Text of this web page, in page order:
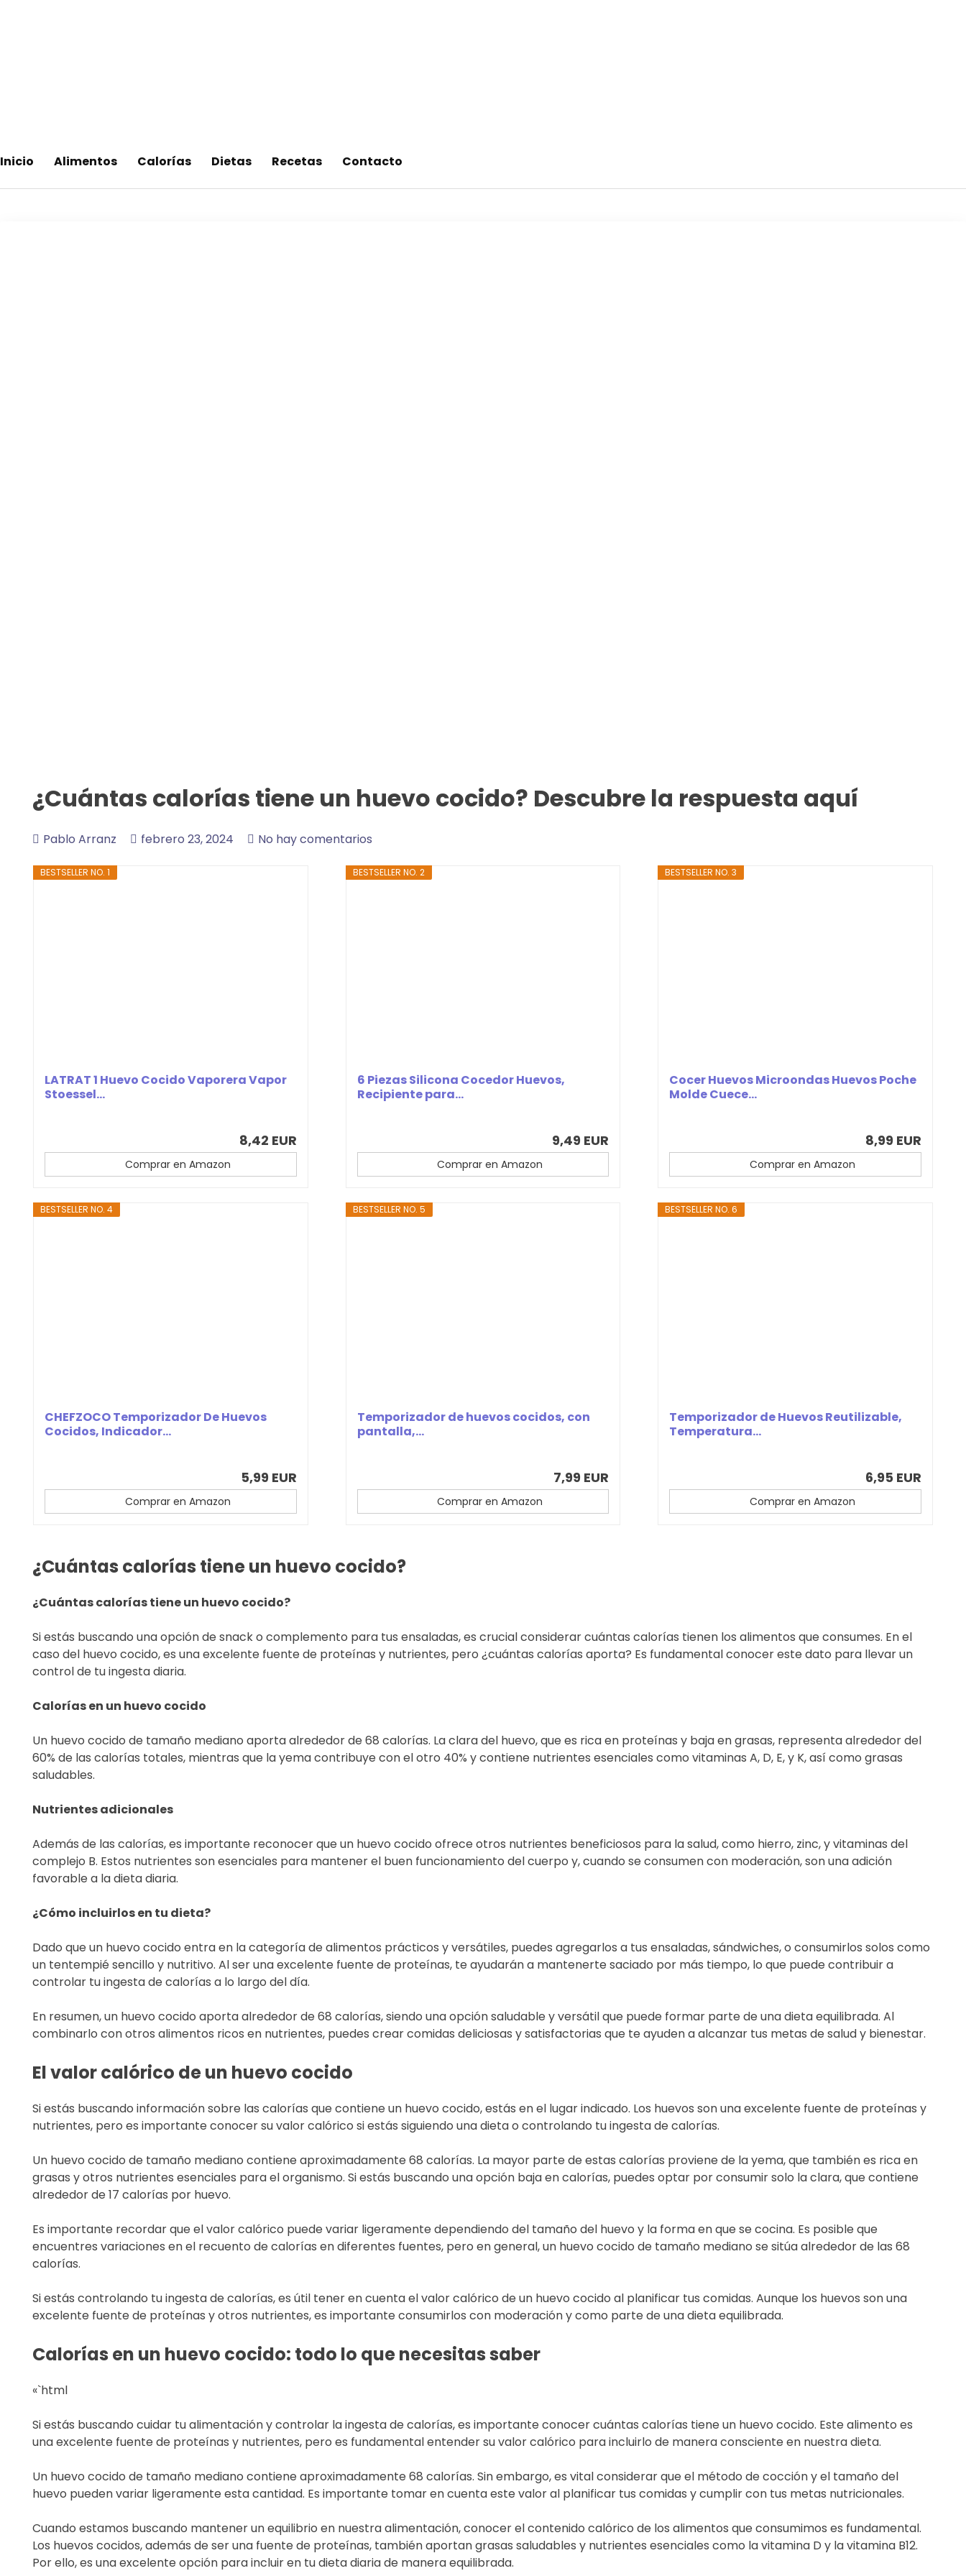
Adelgaza con en tu linea-alimentos saludables
Inicio Alimentos Calorías Dietas Recetas Contacto
¿Cuántas calorías tiene un huevo cocido? Descubre la respuesta aquí
Pablo Arranz febrero 23, 2024 No hay comentarios
BESTSELLER NO. 1
LATRAT 1 Huevo Cocido Vaporera Vapor
Stoessel...
8,42 EUR
Comprar en Amazon
BESTSELLER NO. 2
6 Piezas Silicona Cocedor Huevos,
Recipiente para...
9,49 EUR
Comprar en Amazon
BESTSELLER NO. 3
Cocer Huevos Microondas Huevos Poche
Molde Cuece...
8,99 EUR
Comprar en Amazon
BESTSELLER NO. 4
CHEFZOCO Temporizador De Huevos
Cocidos, Indicador...
5,99 EUR
Comprar en Amazon
BESTSELLER NO. 5
Temporizador de huevos cocidos, con
pantalla,...
7,99 EUR
Comprar en Amazon
BESTSELLER NO. 6
Temporizador de Huevos Reutilizable,
Temperatura...
6,95 EUR
Comprar en Amazon
¿Cuántas calorías tiene un huevo cocido?
¿Cuántas calorías tiene un huevo cocido?
Si estás buscando una opción de snack o complemento para tus ensaladas, es crucial considerar cuántas calorías tienen los alimentos que consumes. En el
caso del huevo cocido, es una excelente fuente de proteínas y nutrientes, pero ¿cuántas calorías aporta? Es fundamental conocer este dato para llevar un
control de tu ingesta diaria.
Calorías en un huevo cocido
Un huevo cocido de tamaño mediano aporta alrededor de 68 calorías. La clara del huevo, que es rica en proteínas y baja en grasas, representa alrededor del
60% de las calorías totales, mientras que la yema contribuye con el otro 40% y contiene nutrientes esenciales como vitaminas A, D, E, y K, así como grasas
saludables.
Nutrientes adicionales
Además de las calorías, es importante reconocer que un huevo cocido ofrece otros nutrientes beneficiosos para la salud, como hierro, zinc, y vitaminas del
complejo B. Estos nutrientes son esenciales para mantener el buen funcionamiento del cuerpo y, cuando se consumen con moderación, son una adición
favorable a la dieta diaria.
¿Cómo incluirlos en tu dieta?
Dado que un huevo cocido entra en la categoría de alimentos prácticos y versátiles, puedes agregarlos a tus ensaladas, sándwiches, o consumirlos solos como
un tentempié sencillo y nutritivo. Al ser una excelente fuente de proteínas, te ayudarán a mantenerte saciado por más tiempo, lo que puede contribuir a
controlar tu ingesta de calorías a lo largo del día.
En resumen, un huevo cocido aporta alrededor de 68 calorías, siendo una opción saludable y versátil que puede formar parte de una dieta equilibrada. Al
combinarlo con otros alimentos ricos en nutrientes, puedes crear comidas deliciosas y satisfactorias que te ayuden a alcanzar tus metas de salud y bienestar.
El valor calórico de un huevo cocido
Si estás buscando información sobre las calorías que contiene un huevo cocido, estás en el lugar indicado. Los huevos son una excelente fuente de proteínas y
nutrientes, pero es importante conocer su valor calórico si estás siguiendo una dieta o controlando tu ingesta de calorías.
Un huevo cocido de tamaño mediano contiene aproximadamente 68 calorías. La mayor parte de estas calorías proviene de la yema, que también es rica en
grasas y otros nutrientes esenciales para el organismo. Si estás buscando una opción baja en calorías, puedes optar por consumir solo la clara, que contiene
alrededor de 17 calorías por huevo.
Es importante recordar que el valor calórico puede variar ligeramente dependiendo del tamaño del huevo y la forma en que se cocina. Es posible que
encuentres variaciones en el recuento de calorías en diferentes fuentes, pero en general, un huevo cocido de tamaño mediano se sitúa alrededor de las 68
calorías.
Si estás controlando tu ingesta de calorías, es útil tener en cuenta el valor calórico de un huevo cocido al planificar tus comidas. Aunque los huevos son una
excelente fuente de proteínas y otros nutrientes, es importante consumirlos con moderación y como parte de una dieta equilibrada.
Calorías en un huevo cocido: todo lo que necesitas saber
«`html
Si estás buscando cuidar tu alimentación y controlar la ingesta de calorías, es importante conocer cuántas calorías tiene un huevo cocido. Este alimento es
una excelente fuente de proteínas y nutrientes, pero es fundamental entender su valor calórico para incluirlo de manera consciente en nuestra dieta.
Un huevo cocido de tamaño mediano contiene aproximadamente 68 calorías. Sin embargo, es vital considerar que el método de cocción y el tamaño del
huevo pueden variar ligeramente esta cantidad. Es importante tomar en cuenta este valor al planificar tus comidas y cumplir con tus metas nutricionales.
Cuando estamos buscando mantener un equilibrio en nuestra alimentación, conocer el contenido calórico de los alimentos que consumimos es fundamental.
Los huevos cocidos, además de ser una fuente de proteínas, también aportan grasas saludables y nutrientes esenciales como la vitamina D y la vitamina B12.
Por ello, es una excelente opción para incluir en tu dieta diaria de manera equilibrada.